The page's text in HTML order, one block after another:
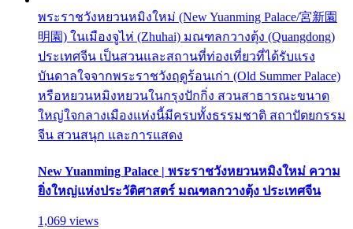
พระราชวังหยวนหมิงใหม่ (New Yuanming Palace/宮新園
明園) ในเมืองจูไห่ (Zhuhai) มณฑลกวางตุ้ง (Quangdong)
ประเทศจีน เป็นสวนและสถานที่ท่องเที่ยวที่ได้รับแรง
บันดาลใจจากพระราชวังฤดูร้อนเก่า (Old Summer Palace)
หรือหยวนหมิงหยวนในกรุงปักกิ่ง สวนสาธารณะขนาด
ใหญ่ใจกลางเมืองแห่งนี้มีครบทั้งธรรมชาติ สถาปัตยกรรม
จีน สวนสนุก และการแสดง
New Yuanming Palace | พระราชวังหยวนหมิงใหม่ ความ
ยิ่งใหญ่แห่งประวัติศาสตร์ มณฑลกวางตุ้ง ประเทศจีน
1,069 views